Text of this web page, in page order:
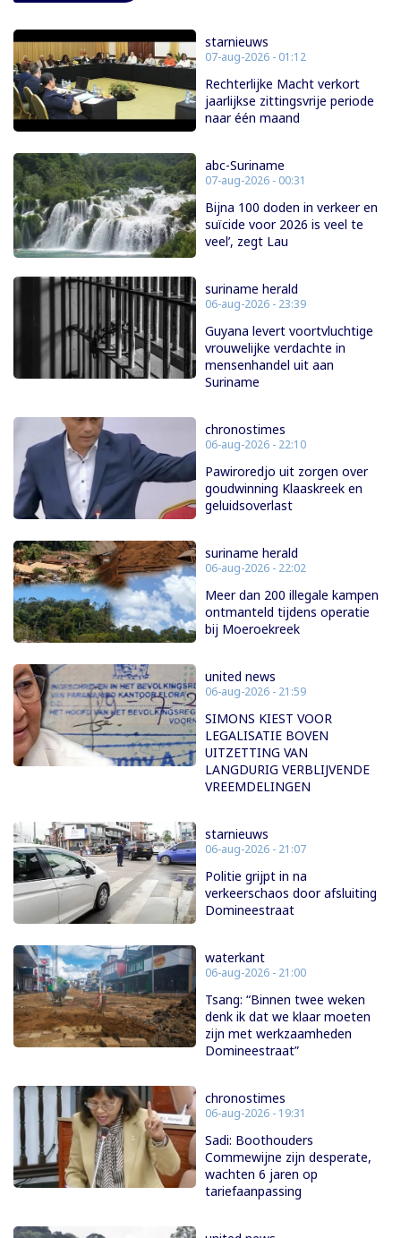
starnieuws
07-aug-2026 - 01:12
Rechterlijke Macht verkort
jaarlijkse zittingsvrije periode
naar één maand
abc-Suriname
07-aug-2026 - 00:31
Bijna 100 doden in verkeer en
suïcide voor 2026 is veel te
veel’, zegt Lau
suriname herald
06-aug-2026 - 23:39
Guyana levert voortvluchtige
vrouwelijke verdachte in
mensenhandel uit aan
Suriname
chronostimes
06-aug-2026 - 22:10
Pawiroredjo uit zorgen over
goudwinning Klaaskreek en
geluidsoverlast
suriname herald
06-aug-2026 - 22:02
Meer dan 200 illegale kampen
ontmanteld tijdens operatie
bij Moeroekreek
united news
06-aug-2026 - 21:59
SIMONS KIEST VOOR
LEGALISATIE BOVEN
UITZETTING VAN
LANGDURIG VERBLIJVENDE
VREEMDELINGEN
starnieuws
06-aug-2026 - 21:07
Politie grijpt in na
verkeerschaos door afsluiting
Domineestraat
waterkant
06-aug-2026 - 21:00
Tsang: “Binnen twee weken
denk ik dat we klaar moeten
zijn met werkzaamheden
Domineestraat”
chronostimes
06-aug-2026 - 19:31
Sadi: Boothouders
Commewijne zijn desperate,
wachten 6 jaren op
tariefaanpassing